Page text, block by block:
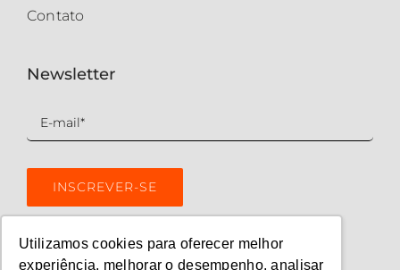
Utilizamos cookies para oferecer melhor
experiência, melhorar o desempenho, analisar
Contato
Newsletter